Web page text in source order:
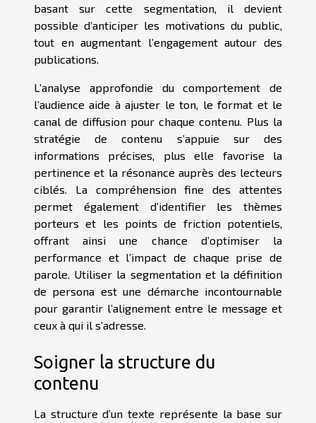
basant sur cette segmentation, il devient
possible d’anticiper les motivations du public,
tout en augmentant l’engagement autour des
publications.
L’analyse approfondie du comportement de
l’audience aide à ajuster le ton, le format et le
canal de diffusion pour chaque contenu. Plus la
stratégie de contenu s’appuie sur des
informations précises, plus elle favorise la
pertinence et la résonance auprès des lecteurs
ciblés. La compréhension fine des attentes
permet également d’identifier les thèmes
porteurs et les points de friction potentiels,
offrant ainsi une chance d’optimiser la
performance et l’impact de chaque prise de
parole. Utiliser la segmentation et la définition
de persona est une démarche incontournable
pour garantir l’alignement entre le message et
ceux à qui il s’adresse.
Soigner la structure du
contenu
La structure d’un texte représente la base sur